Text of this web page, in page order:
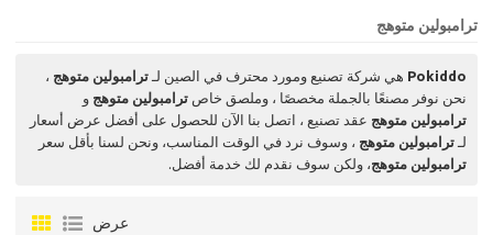
ترامبولين متوهج
Pokiddo هي شركة تصنيع ومورد محترف في الصين لـترامبولين متوهج ،
نحن نوفر مصنعًا بالجملة مخصصًا ، وملصق خاصترامبولين متوهج و
ترامبولين متوهج عقد تصنيع ، اتصل بنا الآن للحصول على أفضل عرض أسعار
لـترامبولين متوهج ، وسوف نرد في الوقت المناسب، ونحن لسنا بأقل سعر
ترامبولين متوهج، ولكن سوف نقدم لك خدمة أفضل.
عرض